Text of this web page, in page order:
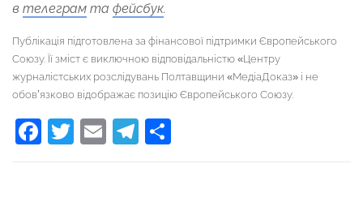
в телеграм та фейсбук.
Публікація підготовлена за фінансової підтримки Європейського
Союзу. Її зміст є виключною відповідальністю «Центру
журналістських розслідувань Полтавщини «МедіаДоказ» і не
обов’язково відображає позицію Європейського Союзу.
Facebook
Twitter
EmailTelegram